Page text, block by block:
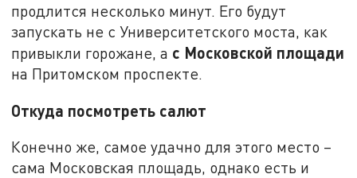
продлится несколько минут. Его будут
запускать не с Университетского моста, как
привыкли горожане, а с Московской площади
на Притомском проспекте.
Откуда посмотреть салют
Конечно же, самое удачно для этого место –
сама Московская площадь, однако есть и